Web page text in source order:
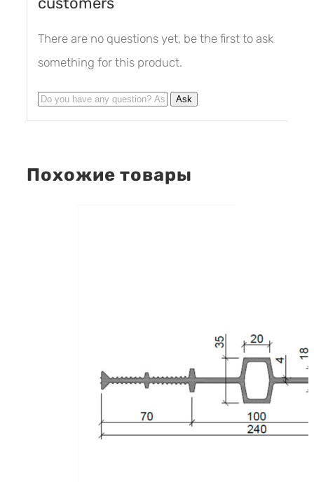
There are no questions yet, be the first to ask
something for this product.
Похожие товары